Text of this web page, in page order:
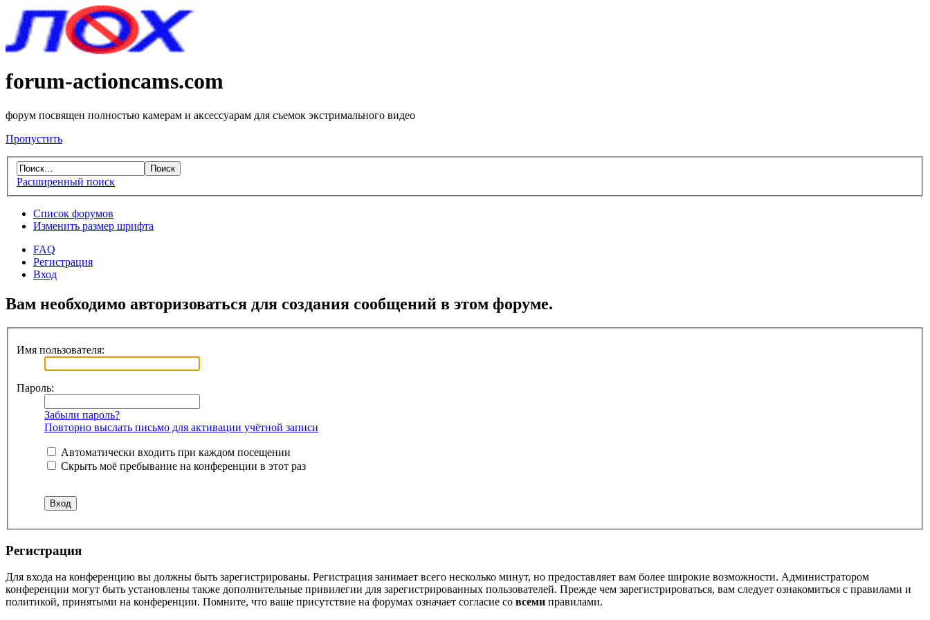
forum-actioncams.com
форум посвящен полностью камерам и аксессуарам для съемок экстримального видео
Пропустить
Расширенный поиск
Список форумов
Изменить размер шрифта
FAQ
Регистрация
Вход
Вам необходимо авторизоваться для создания сообщений в этом форуме.
Имя пользователя:
Пароль:
Забыли пароль?
Повторно выслать письмо для активации учётной записи
Автоматически входить при каждом посещении
Скрыть моё пребывание на конференции в этот раз
Регистрация
Для входа на конференцию вы должны быть зарегистрированы. Регистрация занимает всего несколько минут, но предоставляет вам более широкие возможности. Администратором
конференции могут быть установлены также дополнительные привилегии для зарегистрированных пользователей. Прежде чем зарегистрироваться, вам следует ознакомиться с правилами и
политикой, принятыми на конференции. Помните, что ваше присутствие на форумах означает согласие со всеми правилами.